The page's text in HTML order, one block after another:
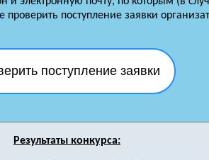
поступление заявки
поступление заявки
Результаты конкурса: